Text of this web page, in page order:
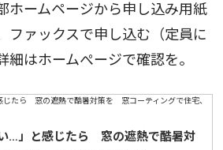
ホームページから申し込み用紙
ファックスで申し込む（定員に
細はホームぺージで確認を。
い…」と感じたら 窓の遮熱で酷暑対